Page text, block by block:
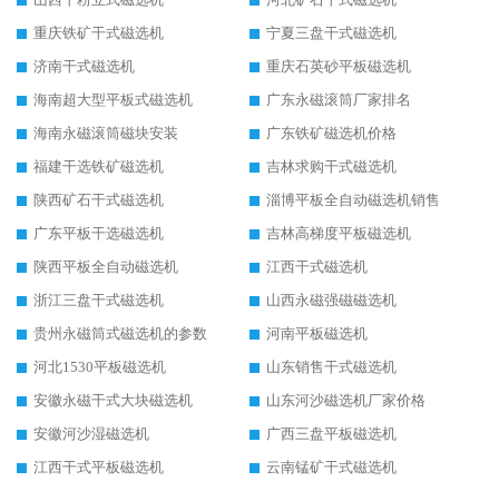
重庆铁矿干式磁选机
宁夏三盘干式磁选机
济南干式磁选机
重庆石英砂平板磁选机
海南超大型平板式磁选机
广东永磁滚筒厂家排名
海南永磁滚筒磁块安装
广东铁矿磁选机价格
福建干选铁矿磁选机
吉林求购干式磁选机
陕西矿石干式磁选机
淄博平板全自动磁选机销售
广东平板干选磁选机
吉林高梯度平板磁选机
陕西平板全自动磁选机
江西干式磁选机
浙江三盘干式磁选机
山西永磁强磁磁选机
贵州永磁筒式磁选机的参数
河南平板磁选机
河北1530平板磁选机
山东销售干式磁选机
安徽永磁干式大块磁选机
山东河沙磁选机厂家价格
安徽河沙湿磁选机
广西三盘平板磁选机
江西干式平板磁选机
云南锰矿干式磁选机